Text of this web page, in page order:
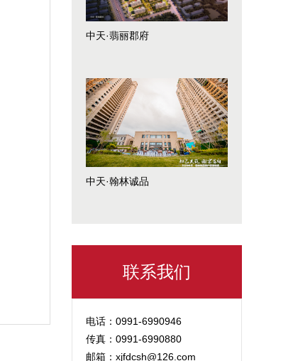
中天·翡丽郡府
中天·翰林诚品
联系我们
电话：0991-6990946
传真：0991-6990880
邮箱：xjfdcsh@126.com